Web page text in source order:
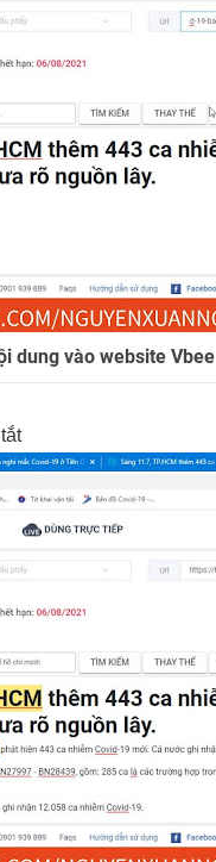
dung vào website Vbee